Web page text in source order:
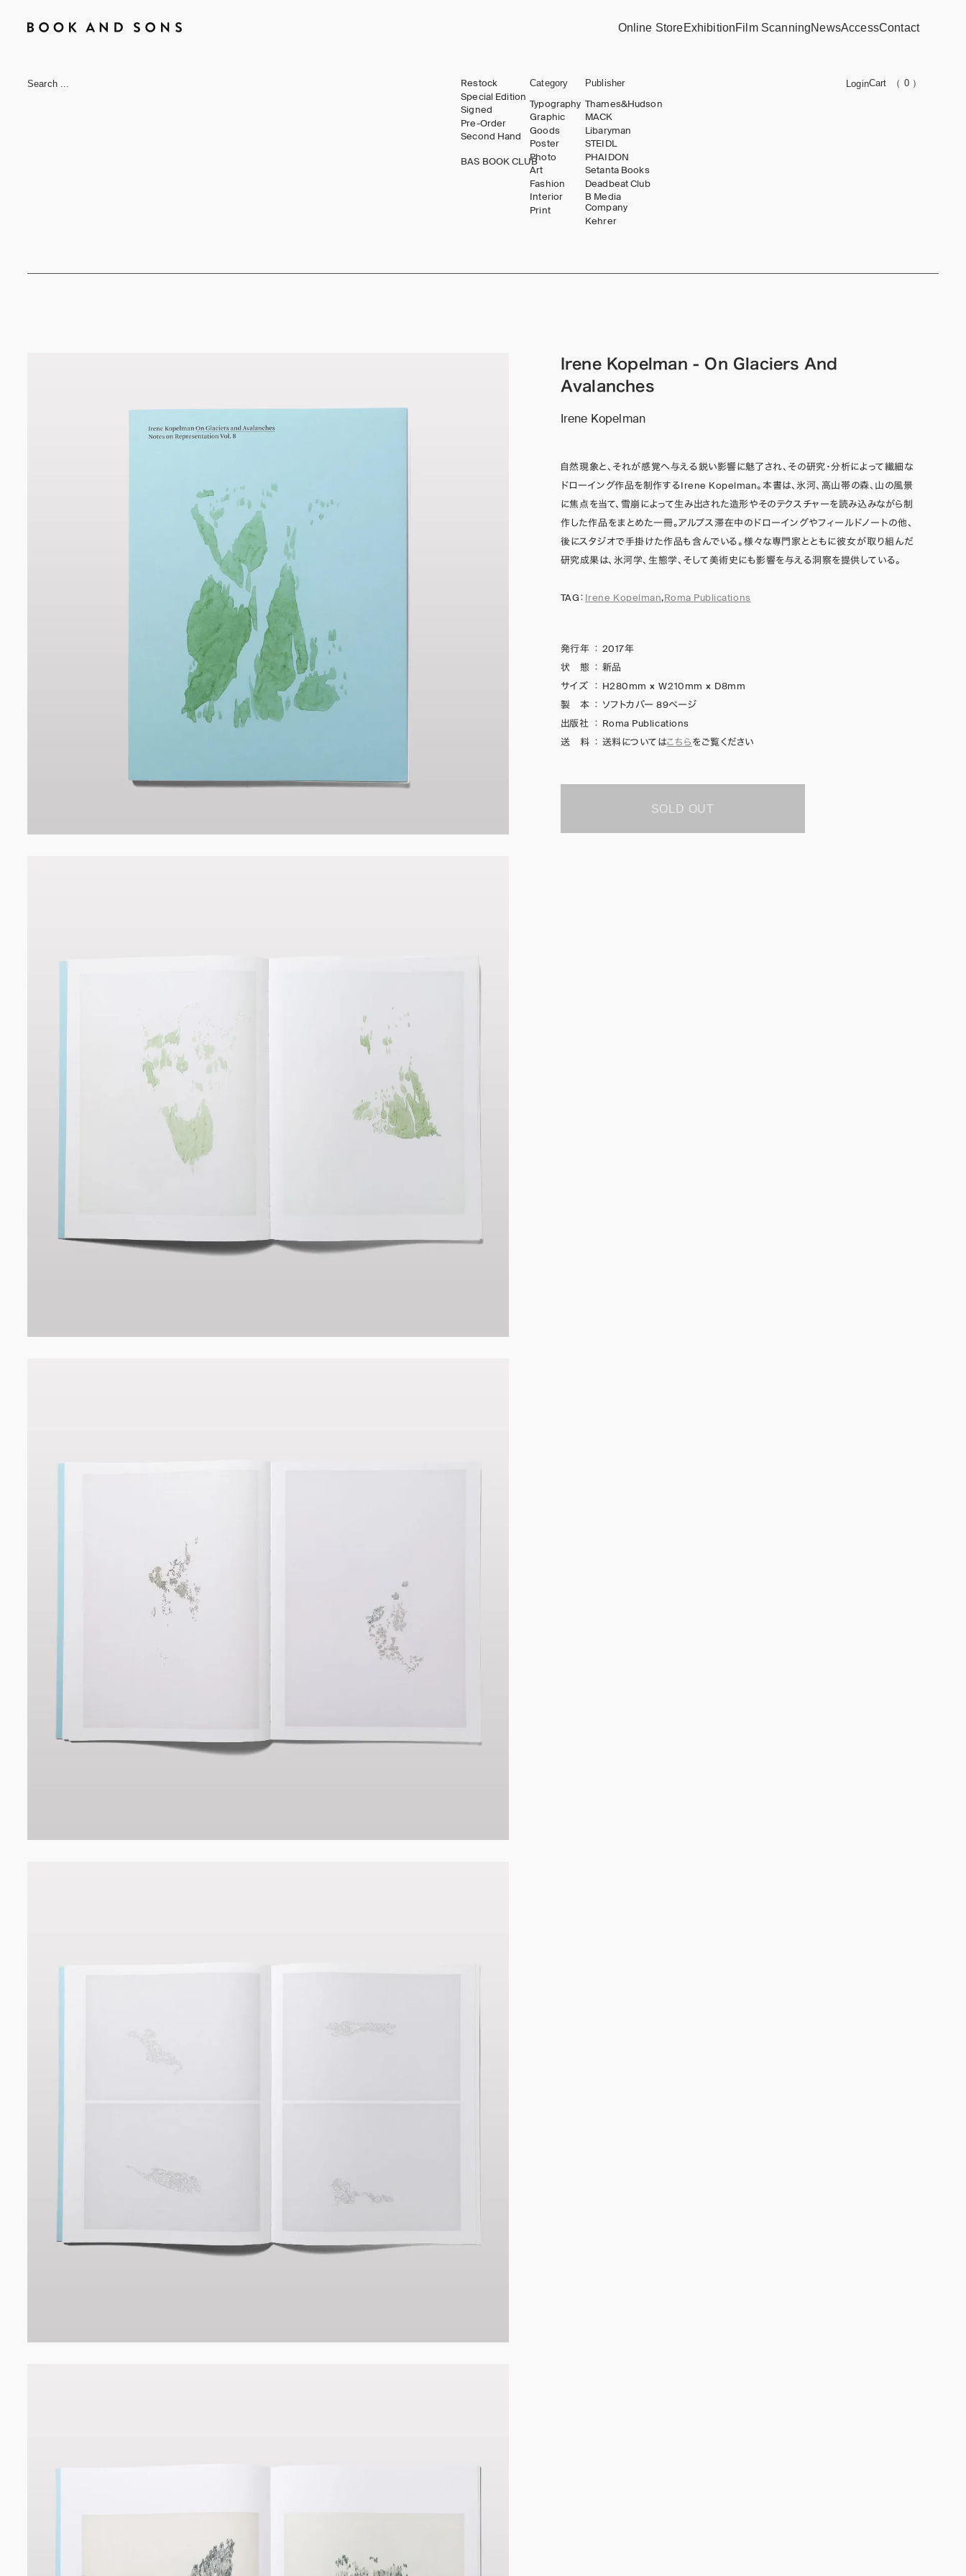
Online StoreExhibitionFilm ScanningNewsAccessContact
LoginCart （ 0 ）
Restock
Special Edition
Signed
Pre-Order
Second Hand
BAS BOOK CLUB
Category
Typography
Graphic
Goods
Poster
Photo
Art
Fashion
Interior
Print
Publisher
Thames&Hudson
MACK
Libaryman
STEIDL
PHAIDON
Setanta Books
Deadbeat Club
B Media
Company
Kehrer
Irene Kopelman - On Glaciers And
Avalanches
Irene Kopelman
自然現象と、それが感覚へ与える鋭い影響に魅了され、その研究・分析によって繊細な
ドローイング作品を制作するIrene Kopelman。本書は、氷河、高山帯の森、山の風景
に焦点を当て、雪崩によって生み出された造形やそのテクスチャーを読み込みながら制
作した作品をまとめた一冊。アルプス滞在中のドローイングやフィールドノートの他、
後にスタジオで手掛けた作品も含んでいる。様々な専門家とともに彼女が取り組んだ
研究成果は、氷河学、生態学、そして美術史にも影響を与える洞察を提供している。
TAG： Irene Kopelman,Roma Publications
発行年 ： 2017年
状 態 ： 新品
サイズ
： H280mm × W210mm × D8mm
製 本 ： ソフトカバー 89ページ
出版社 ： Roma Publications
送 料 ： 送料についてはこちらをご覧ください
SOLD OUT